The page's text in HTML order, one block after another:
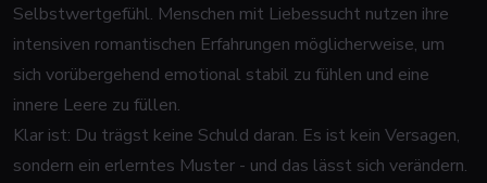
Selbstwertgefühl. Menschen mit Liebessucht nutzen ihre
intensiven romantischen Erfahrungen möglicherweise, um
sich vorübergehend emotional stabil zu fühlen und eine
innere Leere zu füllen.
Klar ist: Du trägst keine Schuld daran. Es ist kein Versagen,
sondern ein erlerntes Muster - und das lässt sich verändern.